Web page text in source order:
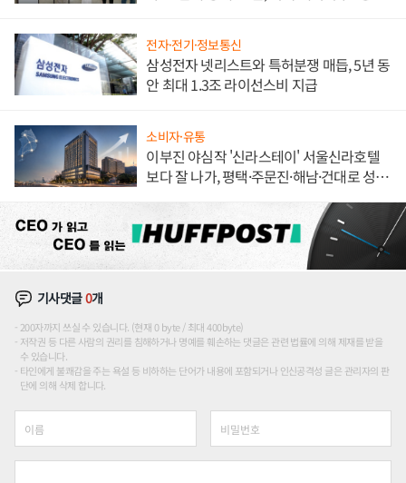
전자·전기·정보통신
삼성전자 넷리스트와 특허분쟁 매듭, 5년 동
안 최대 1.3조 라이선스비 지급
소비자·유통
이부진 야심작 '신라스테이' 서울신라호텔
보다 잘 나가, 평택·주문진·해남·건대로 성
기사댓글0개
200자까지 쓰실 수 있습니다. (현재 0 byte / 최대 400byte)
저작권 등 다른 사람의 권리를 침해하거나 명예를 훼손하는 댓글은 관련 법률에 의해 제재를 받을
수 있습니다.
타인에게 불쾌감을 주는 욕설 등 비하하는 단어가 내용에 포함되거나 인신공격성 글은 관리자의 판
단에 의해 삭제 합니다.